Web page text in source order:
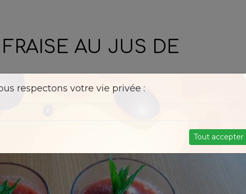
FRAISE AU JUS DE
avec un mariage subtile de la rhubarbe et
respectons votre vie privée :
Tout accepter